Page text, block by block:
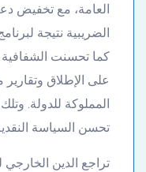
العامة، مع تخفيض
الضريبية نتيجة
كما تحسنت الشفافية
على الإطلاق وتقارير
المملوكة للدولة.
تحسن السياسة